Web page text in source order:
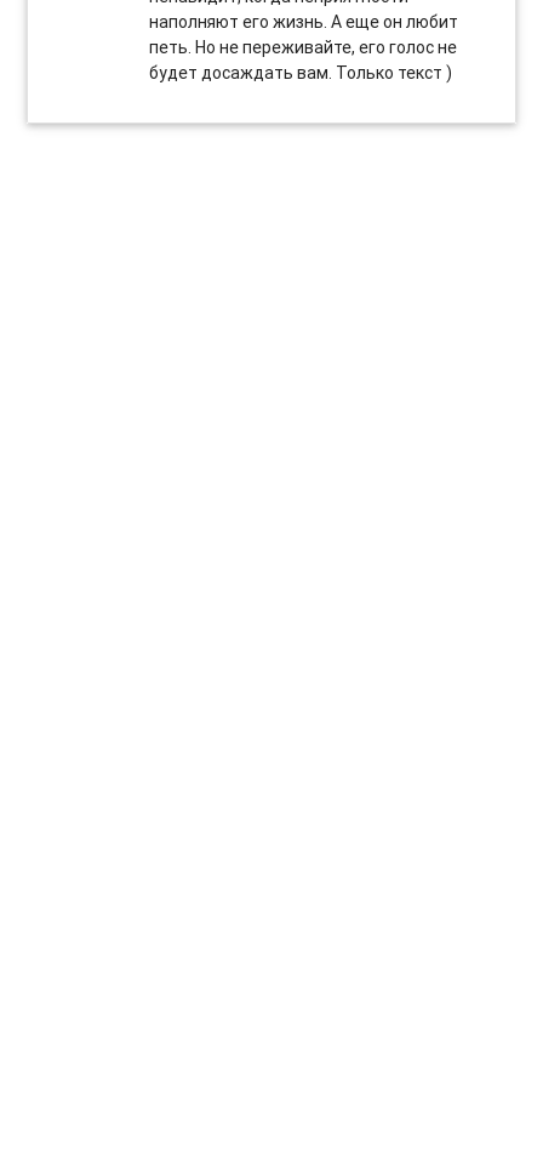
наполняют его жизнь. А еще он любит
петь. Но не переживайте, его голос не
будет досаждать вам. Только текст )